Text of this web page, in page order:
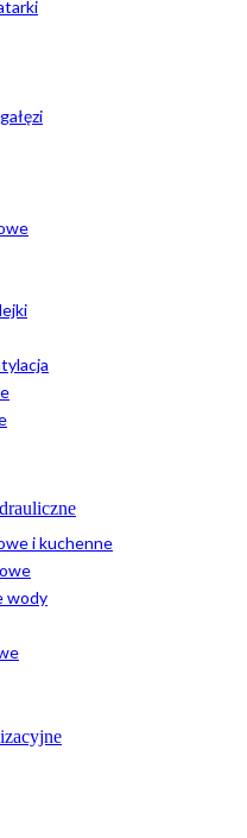
i kuchenne
wody